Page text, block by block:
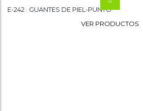
Wishlist
VER PRODUCTOS
E-242 · GUANTES DE PIEL-PUNTO